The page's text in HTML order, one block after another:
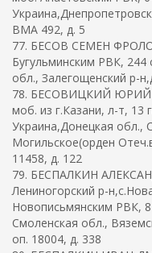
ВМА 492, д. 5
77. БЕСОВ СЕМЕН
Бугульминским РВК, 244
обл., Залегощенский р-
78. БЕСОВИЦКИЙ ЮРИЙ
моб. из г.Казани, л-т, 13
Украина,Донецкая обл.,
Могильское(орден
11458, д. 122
79. БЕСПАЛКИН
Лениногорский р-
Новописьмянским РВК,
Смоленская обл.,
оп. 18004, д. 338